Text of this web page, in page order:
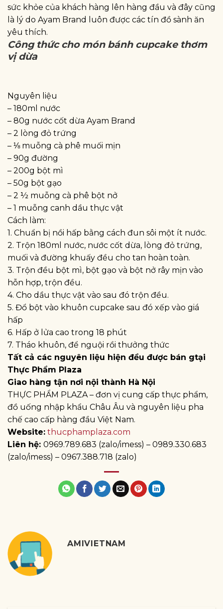
sức khỏe của khách hàng lên hàng đầu và đây cũng
là lý do Ayam Brand luôn được các tín đồ sành ăn
yêu thích.
Công thức cho món bánh cupcake thơm
vị dừa
Nguyên liệu
– 180ml nước
– 80g nước cốt dừa Ayam Brand
– 2 lòng đỏ trứng
– ⅛ muỗng cà phê muối mịn
– 90g đường
– 200g bột mì
– 50g bột gạo
– 2 ½ muỗng cà phê bột nở
– 1 muỗng canh dầu thực vật
Cách làm:
1. Chuẩn bị nồi hấp bằng cách đun sôi một ít nước.
2. Trộn 180ml nước, nước cốt dừa, lòng đỏ trứng,
muối và đường khuấy đều cho tan hoàn toàn.
3. Trộn đều bột mì, bột gạo và bột nở rây mịn vào
hỗn hợp, trộn đều.
4. Cho dầu thực vật vào sau đó trộn đều.
5. Đổ bột vào khuôn cupcake sau đó xếp vào giá
hấp
6. Hấp ở lửa cao trong 18 phút
7. Tháo khuôn, để nguội rồi thưởng thức
Tất cả các nguyên liệu hiện đều được bán gtại
Thực Phẩm Plaza
Giao hàng tận nơi nội thành Hà Nội
THỰC PHẨM PLAZA – đơn vị cung cấp thực phẩm,
đồ uống nhập khẩu Châu Âu và nguyên liệu pha
chế cao cấp hàng đầu Việt Nam.
Website: thucphamplaza.com
Liên hệ: 0969.789.683 (zalo/imess) – 0989.330.683
(zalo/imess) – 0967.388.718 (zalo)
AMIVIETNAM